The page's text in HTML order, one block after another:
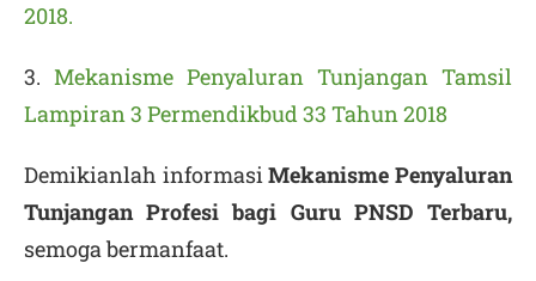
2018.
3. Mekanisme Penyaluran Tunjangan Tamsil
Lampiran 3 Permendikbud 33 Tahun 2018
Demikianlah informasiMekanisme Penyaluran
Tunjangan Profesi bagi Guru PNSD Terbaru,
semoga bermanfaat.